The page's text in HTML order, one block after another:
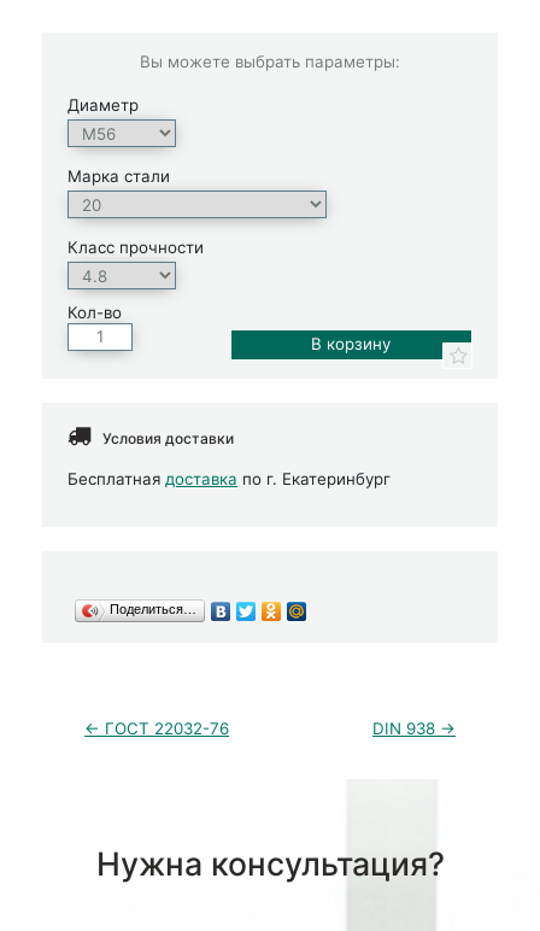
Вы можете выбрать параметры:
Диаметр
Марка стали
Класс прочности
Кол-во
Условия доставки
Бесплатная доставка по г. Екатеринбург
Поделиться…
← ГОСТ 22032-76 DIN 938 →
Нужна консультация?